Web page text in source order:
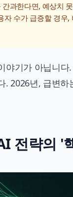
과한다면, 예상치
수가 급증할 경우
야기가 아닙니
. 2026년, 급변
전략의 '